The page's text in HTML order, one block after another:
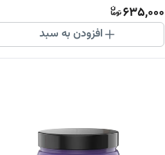
635,000
افزودن به سبد